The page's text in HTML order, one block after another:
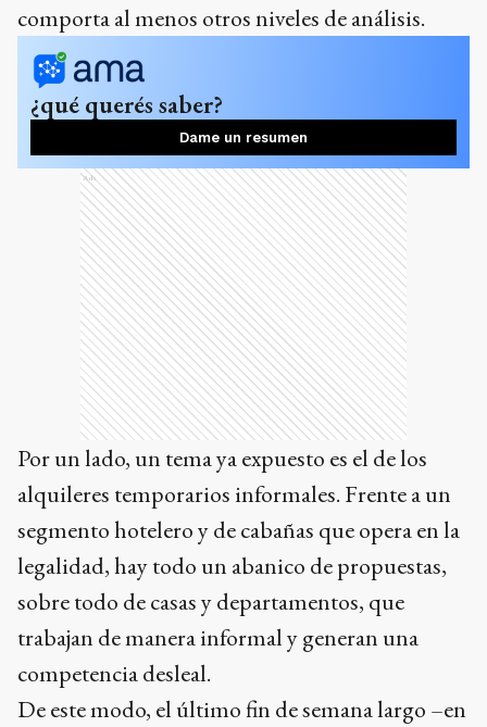
comporta al menos otros niveles de análisis.
¿qué querés saber?
Dame un resumen
Ads
Por un lado, un tema ya expuesto es el de los
alquileres temporarios informales. Frente a un
segmento hotelero y de cabañas que opera en la
legalidad, hay todo un abanico de propuestas,
sobre todo de casas y departamentos, que
trabajan de manera informal y generan una
competencia desleal.
De este modo, el último fin de semana largo –en